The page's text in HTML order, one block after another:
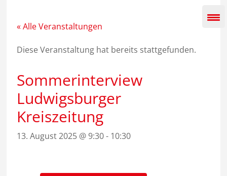
springen« Alle Veranstaltungen
Diese Veranstaltung hat bereits stattgefunden.
Sommerinterview
Ludwigsburger
Kreiszeitung
13. August 2025 @ 9:30- 10:30